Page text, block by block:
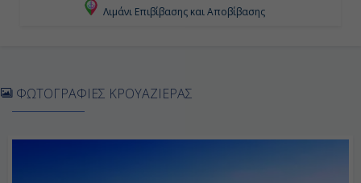
Λιμάνι Επιβίβασης και Αποβίβασης
ΦΩΤΟΓΡΑΦΙΕΣ ΚΡΟΥΑΖΙΕΡΑΣ